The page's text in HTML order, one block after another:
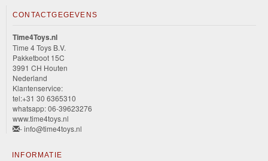
CONTACTGEGEVENS
Time4Toys.nl
Time 4 Toys B.V.
Pakketboot 15C
3991 CH Houten
Nederland
Klantenservice:
tel:+31 30 6365310
whatsapp: 06-39623276
www.time4toys.nl
- info@time4toys.nl
INFORMATIE